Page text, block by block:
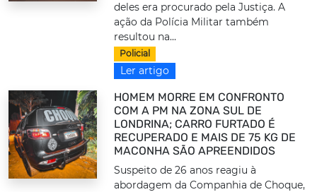
deles era procurado pela Justiça. A
ação da Polícia Militar também
resultou na...
Policial
Ler artigo
HOMEM MORRE EM CONFRONTO
COM A PM NA ZONA SUL DE
LONDRINA; CARRO FURTADO É
RECUPERADO E MAIS DE 75 KG DE
MACONHA SÃO APREENDIDOS
Suspeito de 26 anos reagiu à
abordagem da Companhia de Choque,